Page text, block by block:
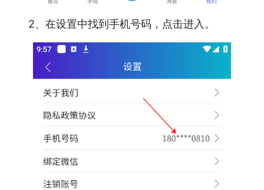
2、在设置中找到手机号码，点击进入。